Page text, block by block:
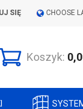
SIĘ CHOOSE
Koszyk: